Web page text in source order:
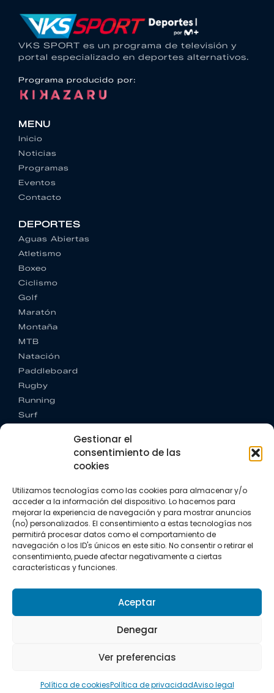
Gestionar el
consentimiento de las
cookies
Utilizamos tecnologías como las cookies para almacenar y/o
acceder a la información del dispositivo. Lo hacemos para
mejorar la experiencia de navegación y para mostrar anuncios
(no) personalizados. El consentimiento a estas tecnologías nos
permitirá procesar datos como el comportamiento de
navegación o los ID's únicos en este sitio. No consentir o retirar el
consentimiento, puede afectar negativamente a ciertas
características y funciones.
Aceptar
Denegar
Ver preferencias
Política de cookiesPolítica de privacidadAviso legal
VKS SPORT es un programa de televisión y
portal especializado en deportes alternativos.
Programa producido por:
MENU
Inicio
Noticias
Programas
Eventos
Contacto
DEPORTES
Aguas Abiertas
Atletismo
Boxeo
Ciclismo
Golf
Maratón
Montaña
MTB
Natación
Paddleboard
Rugby
Running
Surf
CONTACTO
+34 662 342 177
info@vkssport.com
SÍGUENOS
Política de privacidad
Política de cookies
Todos los derechos resevados.